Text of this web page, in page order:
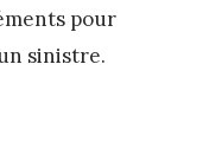
pour
sinistre.